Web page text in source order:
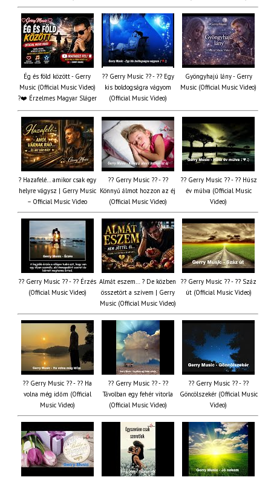
Ég és föld között - Gerry
Music (Official Music Video)
?❤️ Érzelmes Magyar Sláger
?? Gerry Music ?? - ?? Egy
kis boldogságra vágyom
(Official Music Video)
Gyöngyhajú lány - Gerry
Music (Official Music Video)
? Hazafelé… amikor csak egy
helyre vágysz | Gerry Music
– Official Music Video
?? Gerry Music ?? - ??
Könnyű álmot hozzon az éj
(Official Music Video)
?? Gerry Music ?? - ?? Húsz
év múlva (Official Music
Video)
?? Gerry Music ?? - ?? Érzés
(Official Music Video)
Almát eszem… ? De közben
összetört a szívem | Gerry
Music (Official Music Video)
?? Gerry Music ?? - ?? Száz
út (Official Music Video)
?? Gerry Music ?? - ?? Ha
volna még időm (Official
Music Video)
?? Gerry Music ?? - ??
Távolban egy fehér vitorla
(Official Music Video)
?? Gerry Music ?? - ??
Göncölszekér (Official Music
Video)